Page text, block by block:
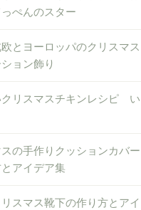
ぺんのスター
とヨーロッパのクリスマス
ョン飾り
クリスマスチキンレシピ い
の手作りクッションカバー
アイデア集
スマス靴下の作り方とアイ